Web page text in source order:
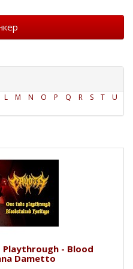
L M N O P Q R S T
U
Playthrough - Blood
Dametto